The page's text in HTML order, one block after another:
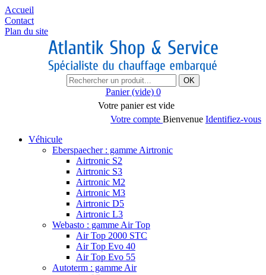
Accueil
Contact
Plan du site
OK
Panier (vide) 0
Votre panier est vide
Votre compte Bienvenue Identifiez-vous
Véhicule
Eberspaecher : gamme Airtronic
Airtronic S2
Airtronic S3
Airtronic M2
Airtronic M3
Airtronic D5
Airtronic L3
Webasto : gamme Air Top
Air Top 2000 STC
Air Top Evo 40
Air Top Evo 55
Autoterm : gamme Air